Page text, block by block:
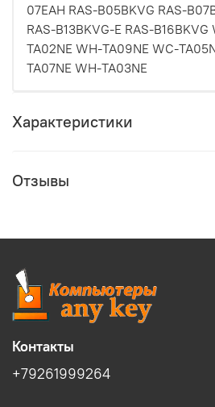
07EAH RAS-B05BKVG RAS-
RAS-B13BKVG-E RAS-
TA02NE WH-TA09NE WC-
TA07NE WH-TA03NE
Характеристики
Отзывы
Контакты
+79261999264